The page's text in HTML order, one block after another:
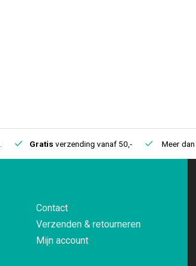
Gratis verzending vanaf 50,- Meer dan
Contact
Verzenden & retourneren
Mijn account